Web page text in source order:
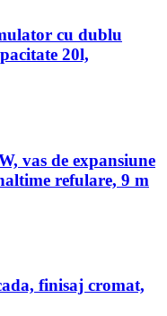
cu dublu
20l,
vas de expansiune
refulare, 9 m
finisaj cromat,